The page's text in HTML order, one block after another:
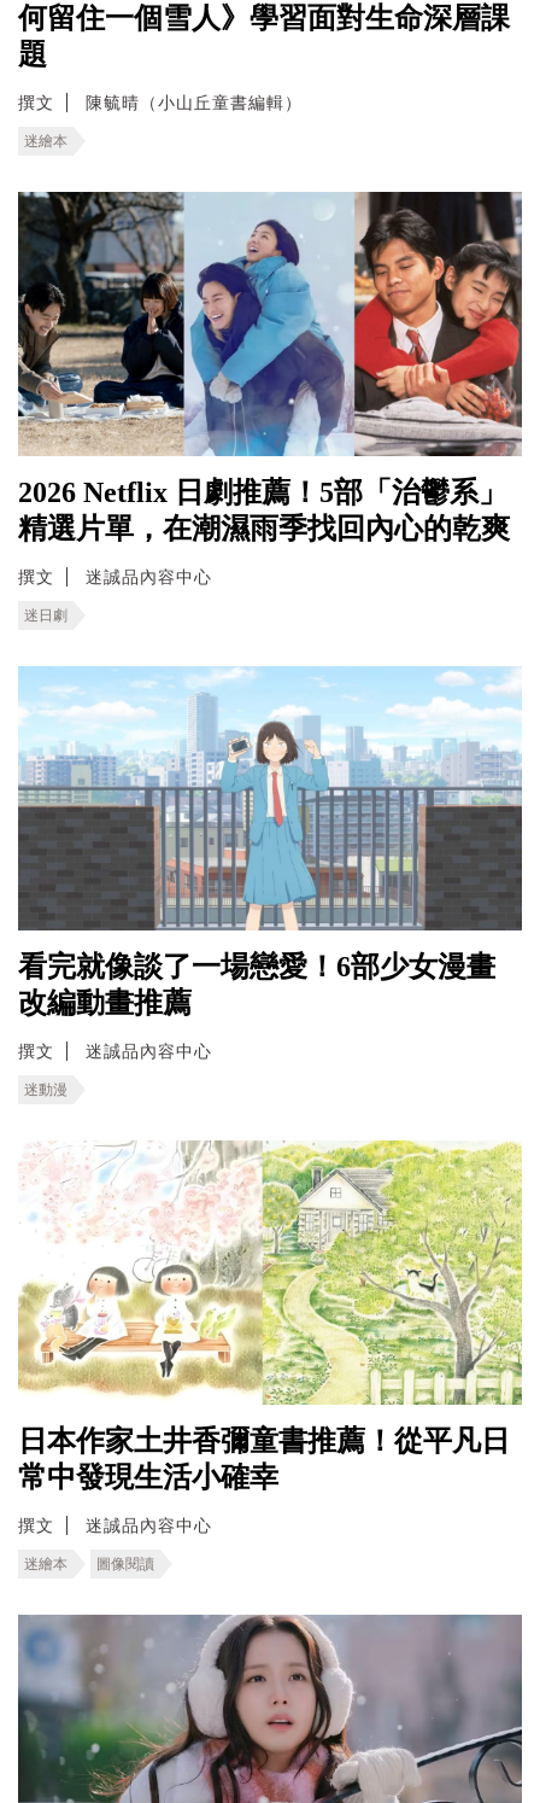
何留住一個雪人》學習面對生命深層課
題
撰文 陳毓晴（小山丘童書編輯）
迷繪本
2026 Netflix 日劇推薦！5部「治鬱系」
精選片單，在潮濕雨季找回內心的乾爽
撰文 迷誠品內容中心
迷日劇
看完就像談了一場戀愛！6部少女漫畫
改編動畫推薦
撰文 迷誠品內容中心
迷動漫
日本作家土井香彌童書推薦！從平凡日
常中發現生活小確幸
撰文 迷誠品內容中心
迷繪本 圖像閱讀